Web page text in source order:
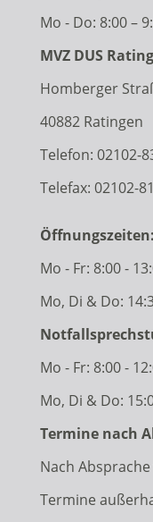
Mo - Do: 8:00 –
MVZ DUS
Homberger
40882 Ratingen
Telefon: 02102-
Telefax: 02102-
Öffnungszeiten:
Mo - Fr: 8:00 -
Mo, Di & Do:
Mo - Fr: 8:00 -
Mo, Di & Do:
Termine nach
Nach
Termine